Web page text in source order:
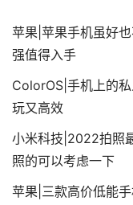
苹果|苹果手机虽好
强值得入手
ColorOS|手机上的
玩又高效
小米科技|2022拍照
照的可以考虑一下
苹果|三款高价低能